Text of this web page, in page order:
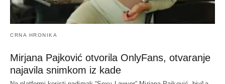
CRNA HRONIKA
Mirjana Pajković otvorila OnlyFans, otvaranje
najavila snimkom iz kade